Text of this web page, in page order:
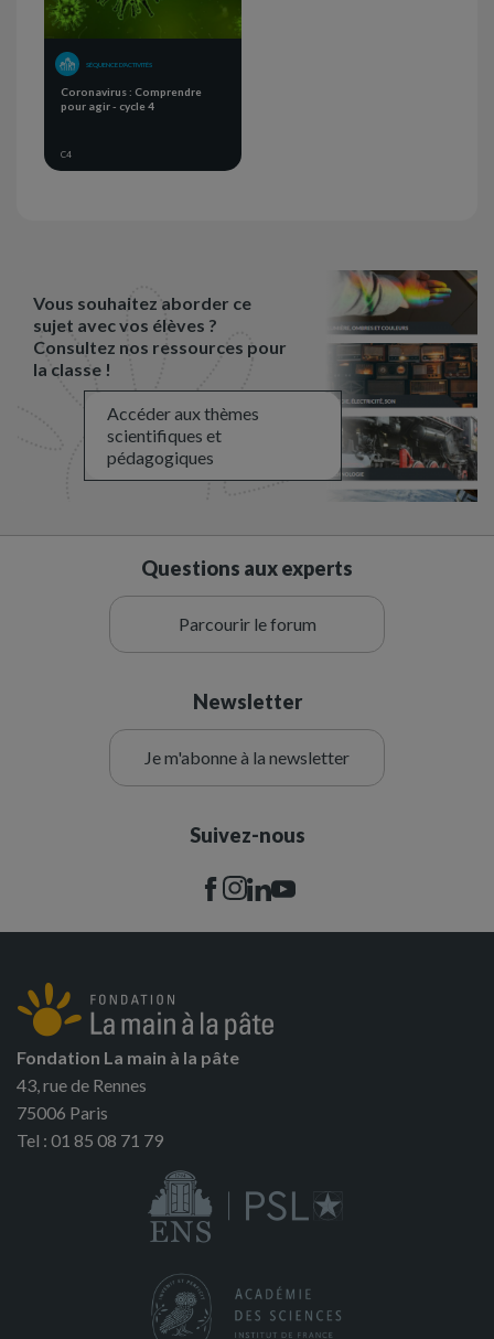
SÉQUENCE D'ACTIVITÉS
Coronavirus : Comprendre
pour agir - cycle 4
C4
Vous souhaitez aborder ce
sujet avec vos élèves ?
Consultez nos ressources pour
la classe !
Accéder aux thèmes
scientifiques et
pédagogiques
Questions aux experts
Parcourir le forum
Newsletter
Je m'abonne à la newsletter
Suivez-nous
Fondation La main à la pâte
43, rue de Rennes
75006 Paris
Tel : 01 85 08 71 79